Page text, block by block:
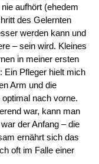
aufhört (ehedem
des Gelernten
werden kann und
– sein wird. Kleines
in meiner ersten
Ein Pfleger hielt mich
Arm und die
nach vorne.
war, kann man
der Anfang – die
ernährt sich das
oft im Falle einer